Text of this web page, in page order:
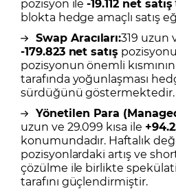
blokta hedge amaçlı satış
Swap Aracıları:319 uzun
-179.823 net satış
pozisyonun önemli
tarafında yoğunlaşması
sürdüğünü göstermektedir.
Yönetilen Para
uzun ve 29.099 kısa ile
konumundadır. Haftalık
pozisyonlardaki artış ve
çözülme ile birlikte
tarafını güçlendirmiştir.